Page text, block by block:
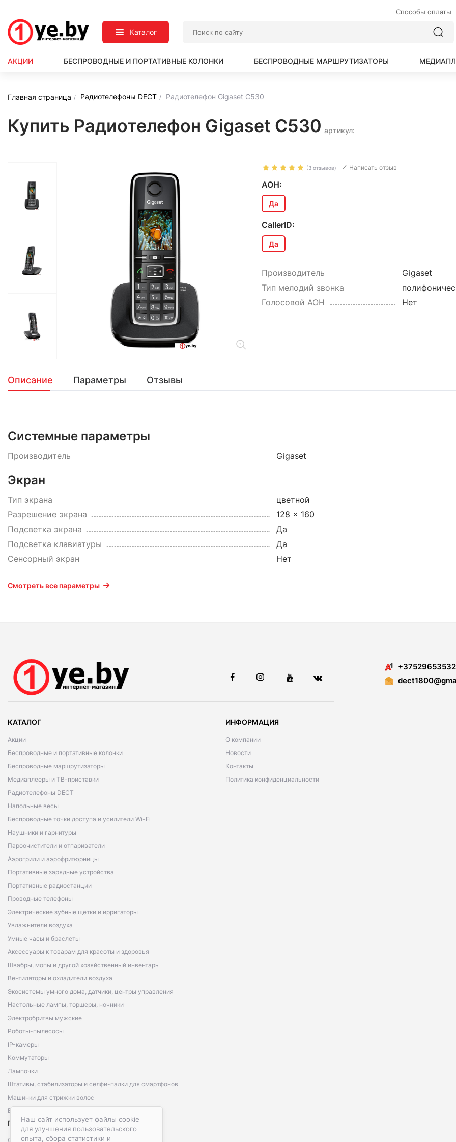
Наш сайт использует файлы cookie
для улучшения пользовательского
опыта, сбора статистики и
Способы оплаты
Каталог
АКЦИИ БЕСПРОВОДНЫЕ И ПОРТАТИВНЫЕ КОЛОНКИ БЕСПРОВОДНЫЕ МАРШРУТИЗАТОРЫ
Главная страница Радиотелефоны DECT Радиотелефон Gigaset C530
Купить Радиотелефон Gigaset C530 артикул:
(3 отзывов) Написать отзыв
АОН:
Да
CallerID:
Да
Производитель
Gigaset
Тип мелодий звонка
Голосовой АОН
Нет
Описание Параметры Отзывы
Системные параметры
Производитель Gigaset
Экран
Тип экрана
цветной
Разрешение экрана
128 x 160
Подсветка экрана
Да
Подсветка клавиатуры
Да
Сенсорный экран
Нет
Смотреть все параметры
КАТАЛОГ
Акции
Беспроводные и портативные колонки
Беспроводные маршрутизаторы
Медиаплееры и ТВ-приставки
Радиотелефоны DECT
Напольные весы
Беспроводные точки доступа и усилители Wi-Fi
Наушники и гарнитуры
Пароочистители и отпариватели
Аэрогрили и аэрофритюрницы
Портативные зарядные устройства
Портативные радиостанции
Проводные телефоны
Электрические зубные щетки и ирригаторы
Увлажнители воздуха
Умные часы и браслеты
Аксессуары к товарам для красоты и здоровья
Швабры, мопы и другой хозяйственный инвентарь
Вентиляторы и охладители воздуха
Экосистемы умного дома, датчики, центры управления
Настольные лампы, торшеры, ночники
Электробритвы мужские
Роботы-пылесосы
IP-камеры
Коммутаторы
Лампочки
Штативы, стабилизаторы и селфи-палки для смартфонов
Машинки для стрижки волос
Видеорегистраторы наблюдения
ИНФОРМАЦИЯ
О компании
Новости
Контакты
Политика конфиденциальности
ПОКУПАТЕЛЯМ
Способы оплаты